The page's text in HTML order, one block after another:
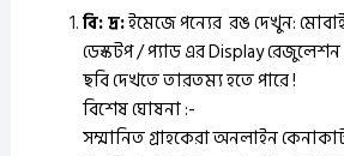
বি: দ্র:ইমেজে পন্যের রঙ দেখুন:
ডেস্কটপ / প্যাড এর Display রেজুলেশন
ছবি দেখতে তারতম্য হতে পারে !
বিশেষ ঘোষনা :-
সম্মানিত গ্রাহকেরা অনলাইন